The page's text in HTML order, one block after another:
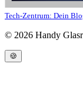
Tech-Zentrum: Dein
© 2026 Handy
🍪